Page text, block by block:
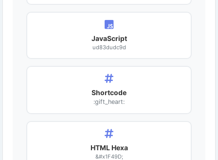
JavaScript
ud83dudc9d
Shortcode
:gift_heart:
HTML Hexa
&#x1F49D;